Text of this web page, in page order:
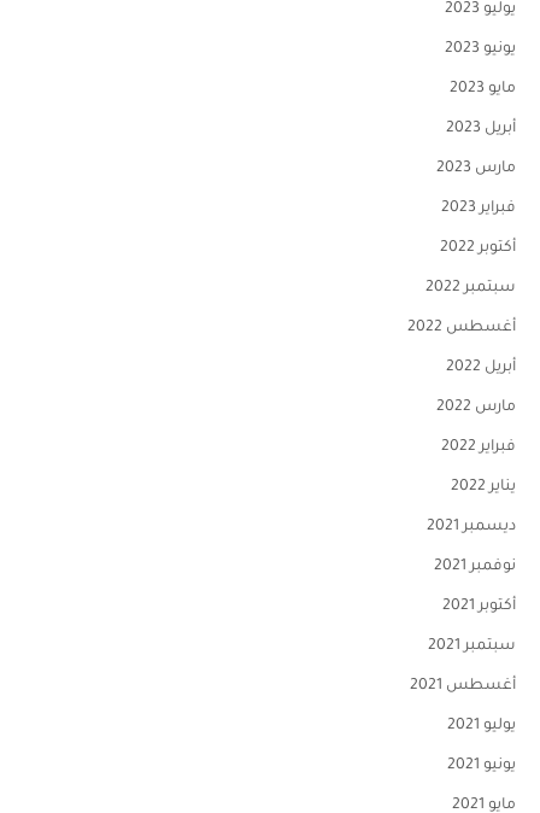
يوليو 2023
يونيو 2023
مايو 2023
أبريل 2023
مارس 2023
فبراير 2023
أكتوبر 2022
سبتمبر 2022
أغسطس 2022
أبريل 2022
مارس 2022
فبراير 2022
يناير 2022
ديسمبر 2021
نوفمبر 2021
أكتوبر 2021
سبتمبر 2021
أغسطس 2021
يوليو 2021
يونيو 2021
مايو 2021